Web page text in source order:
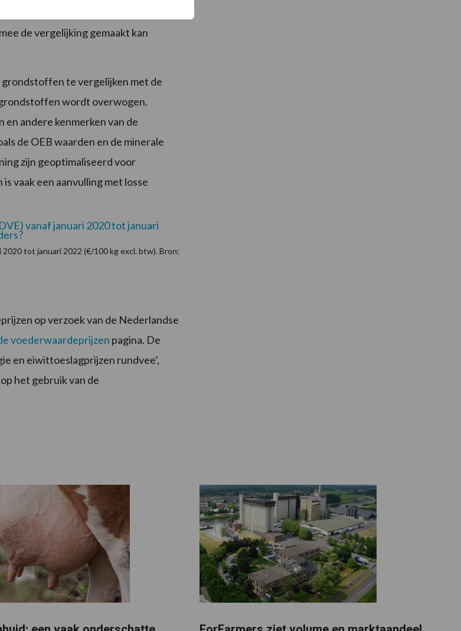
Op de
de vergelijking gemaakt kan
grondstoffen te vergelijken met de
wordt overwogen.
andere kenmerken van de
de OEB waarden en de minerale
zijn geoptimaliseerd voor
vaak een aanvulling met losse
tot januari 2022 (€/100 kg excl. btw). Bron:
op verzoek van de Nederlandse
voederwaardeprijzen pagina. De
en eiwittoeslagprijzen rundvee’,
het gebruik van de